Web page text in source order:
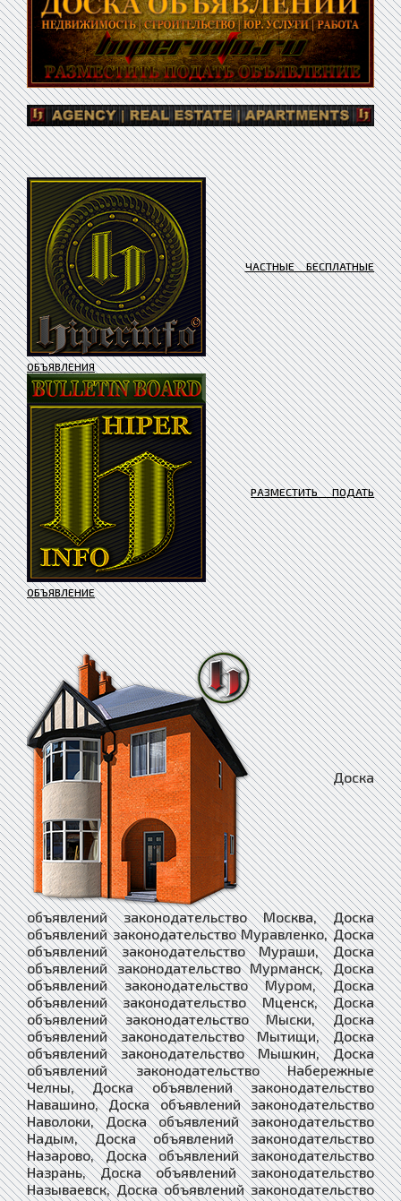
ЧАСТНЫЕ БЕСПЛАТНЫЕ
ОБЪЯВЛЕНИЯ
РАЗМЕСТИТЬ ПОДАТЬ
ОБЪЯВЛЕНИЕ
Доска объявлений законодательство Москва, Доска объявлений законодательство Муравленко, Доска объявлений законодательство Мураши, Доска объявлений законодательство Мурманск, Доска объявлений законодательство Муром, Доска объявлений законодательство Мценск, Доска объявлений законодательство Мыски, Доска объявлений законодательство Мытищи, Доска объявлений законодательство Мышкин, Доска объявлений законодательство Набережные Челны, Доска объявлений законодательство Навашино, Доска объявлений законодательство Наволоки, Доска объявлений законодательство Надым, Доска объявлений законодательство Назарово, Доска объявлений законодательство Назрань, Доска объявлений законодательство Называевск, Доска объявлений законодательство Нальчик, Доска объявлений законодательство Нестеров, Доска объявлений законодательство Нефтегорск, Доска объявлений законодательство Нефтекамск, Доска объявлений законодательство Нефтекумск, Доска объявлений законодательство Нефтеюганск, Доска объявлений законодательство Нея, Доска объявлений законодательство Нижневартовск, Доска объявлений законодательство Нижнекамск, Доска объявлений законодательство Нижнеудинск, Доска объявлений законодательство Нижние Серги, Доска объявлений законодательство Нижний Ломов, Доска объявлений законодательство Нижний Новгород, Доска объявлений законодательство Новокубанск, Доска объявлений законодательство Новокузнецк, Доска объявлений законодательство Новокуйбышевск, Доска объявлений законодательство Новомичуринск, Доска объявлений законодательство Новомосковск, Доска объявлений законодательство Новопавловск, Доска объявлений законодательство Новоржев, Доска объявлений законодательство Новороссийск, Доска объявлений законодательство Новосибирск, Доска объявлений законодательство Новосиль, Доска объявлений законодательство Новосокольники, Доска объявлений законодательство Новотроицк, Доска объявлений законодательство Новоузенск, Доска объявлений законодательство Новоульяновск, Доска объявлений законодательство Нюрба, Доска объявлений законодательство Нягань, Доска объявлений законодательство Нязепетровск, Доска объявлений законодательство Няндома, Доска объявлений законодательство Облучье, Доска объявлений законодательство Обнинск, Доска объявлений законодательство Обоянь, Доска объявлений законодательство Обь, Доска объявлений законодательство Одинцово, Доска объявлений законодательство Озёрск, Доска объявлений законодательство Озёры, Доска объявлений законодательство Октябрьск, Доска объявлений законодательство Октябрьский, Доска объявлений законодательство Окуловка, Доска объявлений законодательство Олёкминск, Доска объявлений законодательство Оленегорск, Доска объявлений законодательство Олонец, Доска объявлений законодательство Омск, Доска объявлений законодательство Омутнинск, Доска объявлений законодательство Онега, Доска объявлений законодательство Опочка, Доска объявлений законодательство Орёл, Доска объявлений законодательство Оренбург, Доска объявлений законодательство Орехово-Зуево, Доска объявлений законодательство Орлов, Доска объявлений законодательство Орск, Доска объявлений законодательство Оса, Доска объявлений законодательство Осинники, Доска объявлений законодательство Осташков, Доска объявлений законодательство Остров, Доска объявлений законодательство Островной, Доска объявлений законодательство Острогожск, Доска объявлений законодательство Отрадное, Доска объявлений законодательство Отрадный, Доска объявлений законодательство Оха, Доска объявлений законодательство Оханск, Доска объявлений законодательство Очёр, Доска объявлений законодательство Павлово, Доска объявлений законодательство Павловск, Доска объявлений законодательство Павловский Посад, Доска объявлений законодательство Палласовка, Доска объявлений законодательство Партизанск, Доска объявлений законодательство Певек, Доска объявлений законодательство Пенза, Доска объявлений законодательство Петухово, Доска объявлений законодательство Петушки, Доска объявлений законодательство Печора, Доска объявлений законодательство Печоры, Доска объявлений законодательство Пикалёво, Доска объявлений законодательство Пионерский, Доска объявлений законодательство Питкяранта, Доска объявлений законодательство Плавск, Доска объявлений законодательство Пласт, Доска объявлений законодательство Плёс, Доска объявлений законодательство Поворино, Доска объявлений законодательство Подольск, Доска объявлений законодательство Подпорожье, Доска объявлений законодательство Покачи, Доска объявлений законодательство Покров, Доска объявлений законодательство Покровск, Доска объявлений законодательство Полевской, Доска объявлений законодательство Полесск, Доска объявлений законодательство Полысаево, Доска объявлений законодательство Полярные Зори, Доска объявлений законодательство Полярный, Доска объявлений законодательство Поронайск, Доска объявлений законодательство Порхов, Доска объявлений законодательство Похвистнево, Доска объявлений законодательство Почеп, Доска объявлений законодательство Починок, Доска объявлений законодательство Пошехонье, Доска объявлений законодательство Правдинск, Доска объявлений законодательство Приволжск, Доска объявлений законодательство Приморск, Доска объявлений законодательство Приморско-Ахтарск, Доска объявлений законодательство Приозерск, Доска объявлений законодательство Прокопьевск, Доска объявлений законодательство Пролетарск, Доска объявлений законодательство Протвино, Доска объявлений законодательство Прохладный, Доска объявлений законодательство Псков, Доска объявлений законодательство Пугачёв, Доска объявлений законодательство Пудож, Доска объявлений законодательство Пустошка, Доска объявлений законодательство Пучеж, Доска объявлений законодательство Пушкино, Доска объявлений законодательство Пущино, Доска объявлений законодательство Пыталово, Доска объявлений законодательство Пыть-Ях, Доска объявлений законодательство Пятигорск, Доска объявлений законодательство Радужный, Доска объявлений законодательство Райчихинск, Доска объявлений законодательство Раменское, Доска объявлений законодательство Рассказово, Доска объявлений законодательство Ревда, Доска объявлений законодательство Реж, Доска объявлений законодательство Реутов, Доска объявлений законодательство Ржев, Доска объявлений законодательство Родники, Доска объявлений законодательство Рославль, Доска объявлений законодательство Россошь, Доска объявлений законодательство Ростов, Доска объявлений законодательство Ростов-на-Дону, Доска объявлений законодательство Рошаль, Доска объявлений законодательство Ртищево, Доска объявлений законодательство Рубцовск, Доска объявлений законодательство Рудня, Доска объявлений законодательство Руза, Доска объявлений законодательство Рузаевка, Доска объявлений законодательство Рыбинск, Доска объявлений законодательство Рыбное, Доска объявлений законодательство Рыльск, Доска объявлений законодательство Ряжск, Доска объявлений законодательство Рязань, Доска объявлений законодательство Саки, Доска объявлений законодательство Салават, Доска объявлений законодательство Салаир, Доска объявлений законодательство Салехард, Доска объявлений законодательство Сальск, Доска объявлений законодательство Самара, Доска объявлений законодательство Санкт-Петербург, Доска объявлений законодательство Саранск, Доска объявлений законодательство Сарапул, Доска объявлений законодательство Саратов, Доска объявлений законодательство Саров, Доска объявлений законодательство Сасово, Доска объявлений законодательство Сатка, Доска объявлений законодательство Сафоново, Доска объявлений законодательство Саяногорск, Доска объявлений законодательство Саянск, Доска объявлений законодательство Светлогорск, Доска объявлений законодательство Светлоград, Доска объявлений законодательство Светлый, Доска объявлений законодательство Светогорск, Доска объявлений законодательство Свирск, Доска объявлений законодательство Свободный, Доска объявлений законодательство Себеж, Доска объявлений законодательство Севастополь, Доска объявлений законодательство Северо-Курильск, Доска объявлений законодательство Северобайкальск, Доска объявлений законодательство Северодвинск, Доска объявлений законодательство Североморск, Доска объявлений законодательство Североуральск, Доска объявлений законодательство Северск, Доска объявлений законодательство Севск, Доска объявлений законодательство Сегежа, Доска объявлений законодательство Сельцо, Доска объявлений законодательство Семёнов, Доска объявлений законодательство Семикаракорск, Доска объявлений законодательство Семилуки, Доска объявлений законодательство Сенгилей, Доска объявлений законодательство Серафимович, Доска объявлений законодательство Сергач, Доска объявлений законодательство Сергиев Посад, Доска объявлений законодательство Сердобск, Доска объявлений законодательство Серов, Доска объявлений законодательство Серпухов, Доска объявлений законодательство Сертолово, Доска объявлений законодательство Сибай, Доска объявлений законодательство Сим, Доска объявлений законодательство Симферополь, Доска объявлений законодательство Сковородино, Доска объявлений законодательство Скопин, Доска объявлений законодательство Славгород, Доска объявлений законодательство Славск, Доска объявлений законодательство Славянск-на-Кубани, Доска объявлений законодательство Сланцы, Доска объявлений законодательство Слободской, Доска объявлений законодательство Слюдянка, Доска объявлений законодательство Смоленск, Доска объявлений законодательство Снежинск, Доска объявлений законодательство Снежногорск, Доска объявлений законодательство Собинка, Доска объявлений законодательство Советск, Доска объявлений законодательство Советская Гавань, Доска объявлений законодательство Спас-Клепики, Доска объявлений законодательство Спасск, Доска объявлений законодательство Спасск-Дальний, Доска объявлений законодательство Спасск-Рязанский, Доска объявлений законодательство Среднеколымск, Доска объявлений законодательство Среднеуральск, Доска объявлений законодательство Сретенск, Доска объявлений законодательство Ста